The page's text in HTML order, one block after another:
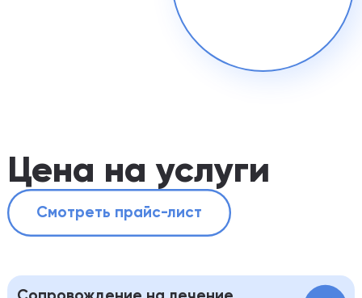
Цена на услуги
Смотреть прайс-лист